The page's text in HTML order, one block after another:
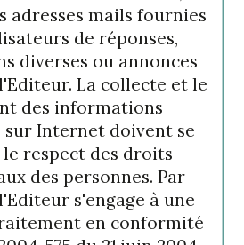
adresses mails fournies
de réponses,
diverses ou annonces
La collecte et le
des informations
sur Internet doivent se
respect des droits
des personnes. Par
s'engage à une
en conformité